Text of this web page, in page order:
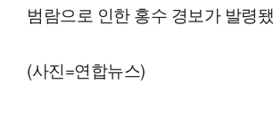
범람으로 인한 홍수 경보가 발령
(사진=연합뉴스)